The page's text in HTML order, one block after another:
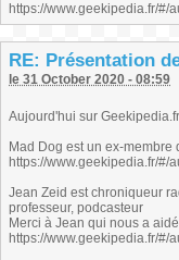
https://www.geekipedia.fr/#/
RE: Présentation
le 31 October 2020 - 08:59
Aujourd'hui sur
Mad Dog est un ex-
https://www.geekipedia.fr/#/
Jean Zeid est chroniqueur
professeur, podcasteur
Merci à Jean qui nous a
https://www.geekipedia.fr/#/